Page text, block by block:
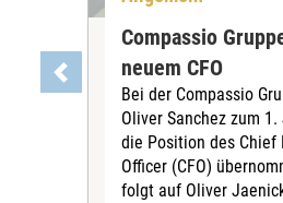
Compassio
neuem CFO
Bei der Compassio
Oliver Sanchez zum
die Position des Chief
Officer (CFO)
folgt auf Oliver